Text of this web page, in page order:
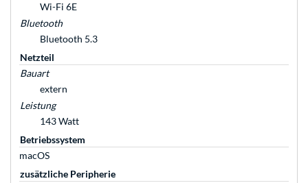
Wi-Fi 6E
Bluetooth
Bluetooth 5.3
Netzteil
Bauart
extern
Leistung
143 Watt
Betriebssystem
macOS
zusätzliche Peripherie